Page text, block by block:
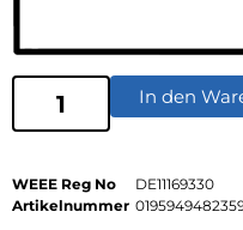
In den
WEEE Reg No
DE11169330
Artikelnummer